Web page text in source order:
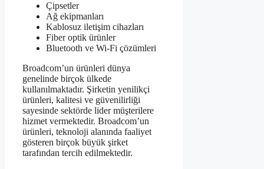
Çipsetler
Ağ ekipmanları
Kablosuz iletişim cihazları
Fiber optik ürünler
Bluetooth ve Wi-Fi çözümleri
Broadcom’un ürünleri dünya
genelinde birçok ülkede
kullanılmaktadır. Şirketin yenilikçi
ürünleri, kalitesi ve güvenilirliği
sayesinde sektörde lider müşterilere
hizmet vermektedir. Broadcom’un
ürünleri, teknoloji alanında faaliyet
gösteren birçok büyük şirket
tarafından tercih edilmektedir.